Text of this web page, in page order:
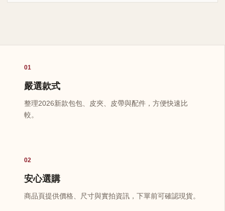
01
嚴選款式
整理2026新款包包、皮夾、皮帶與配件，方便快速比
較。
02
安心選購
商品頁提供價格、尺寸與實拍資訊，下單前可確認現貨。